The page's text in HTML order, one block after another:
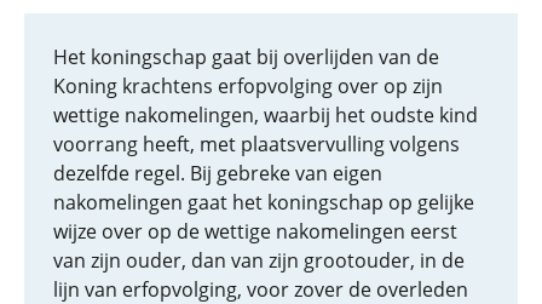
Het koningschap gaat bij overlijden van de
Koning krachtens erfopvolging over op zijn
wettige nakomelingen, waarbij het oudste kind
voorrang heeft, met plaatsvervulling volgens
dezelfde regel. Bij gebreke van eigen
nakomelingen gaat het koningschap op gelijke
wijze over op de wettige nakomelingen eerst
van zijn ouder, dan van zijn grootouder, in de
lijn van erfopvolging, voor zover de overleden